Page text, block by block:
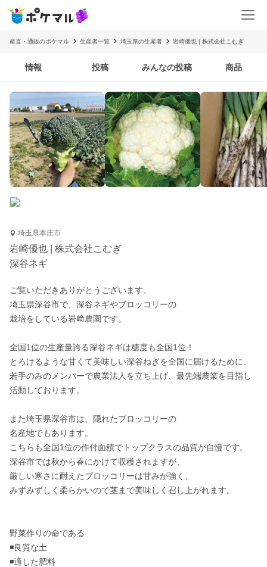
産直・通販のポケマル 生産者一覧 埼玉県の生産者 岩崎優也 | 株式会社こむぎ
情報 投稿 みんなの投稿 商品
埼玉県本庄市
岩崎優也 | 株式会社こむぎ
深谷ネギ
ご覧いただきありがとうございます。
埼玉県深谷市で、深谷ネギやブロッコリーの
栽培をしている岩﨑農園です。
全国1位の生産量誇る深谷ネギは糖度も全国1位！
とろけるような甘くて美味しい深谷ねぎを全国に届けるために、
若手のみのメンバーで農業法人を立ち上げ、最先端農業を目指し
活動しております。
また埼玉県深谷市は、隠れたブロッコリーの
名産地でもあります。
こちらも全国1位の作付面積でトップクラスの品質が自慢です。
深谷市では秋から春にかけて収穫されますが、
厳しい寒さに耐えたブロッコリーは甘みが強く、
みずみずしく柔らかいので茎まで美味しく召し上がれます。
野菜作りの命である
◾️良質な土
◾️適した肥料